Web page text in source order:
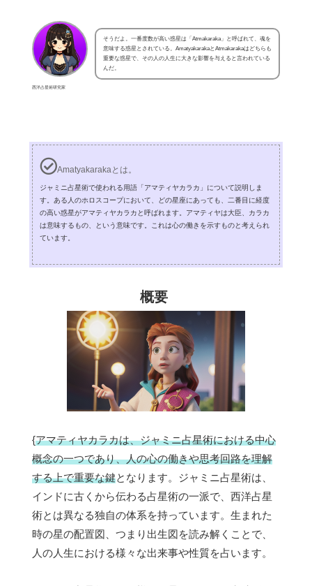
西洋占星術研究家
そうだよ。一番度数が高い惑星は「Atmakaraka」と呼ばれて、魂を
意味する惑星とされている。AmatyakarakaとAtmakarakaはどちらも
重要な惑星で、その人の人生に大きな影響を与えると言われている
んだ。
Amatyakarakaとは。
ジャミニ占星術で使われる用語「アマティヤカラカ」について説明しま
す。ある人のホロスコープにおいて、どの星座にあっても、二番目に経度
の高い惑星がアマティヤカラカと呼ばれます。アマティヤは大臣、カラカ
は意味するもの、という意味です。これは心の働きを示すものと考えられ
ています。
概要
{アマティヤカラカは、ジャミニ占星術における中心
概念の一つであり、人の心の働きや思考回路を理解
する上で重要な鍵となります。ジャミニ占星術は、
インドに古くから伝わる占星術の一派で、西洋占星
術とは異なる独自の体系を持っています。生まれた
時の星の配置図、つまり出生図を読み解くことで、
人の人生における様々な出来事や性質を占います。